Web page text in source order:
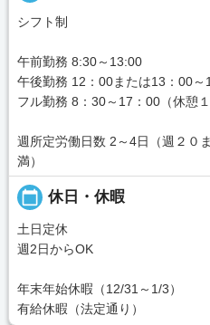
シフト制
午前勤務 8:30～13:00
午後勤務 12：00または13：00～
フル勤務 8：30～17：00（休憩１
週所定労働日数 2～4日（週２０
満）
calendar_today 休日・休暇
土日定休
週2日からOK
年末年始休暇（12/31～1/3）
有給休暇（法定通り）